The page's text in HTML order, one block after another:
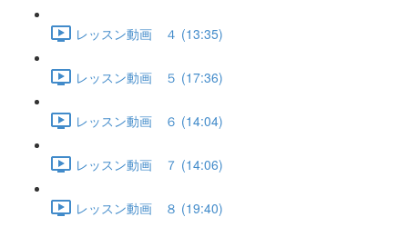
レッスン動画 ４ (13:35)
レッスン動画 ５ (17:36)
レッスン動画 ６ (14:04)
レッスン動画 ７ (14:06)
レッスン動画 ８ (19:40)